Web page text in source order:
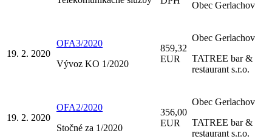
Obec Gerlachov
19. 2. 2020
OFA3/2020
Vývoz KO 1/2020
859,32
EUR
Obec Gerlachov
TATREE bar &
restaurant s.r.o.
19. 2. 2020
OFA2/2020
Stočné za 1/2020
356,00
EUR
Obec Gerlachov
TATREE bar &
restaurant s.r.o.